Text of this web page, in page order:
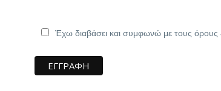
Έχω διαβάσει και συμφωνώ με τους όρους